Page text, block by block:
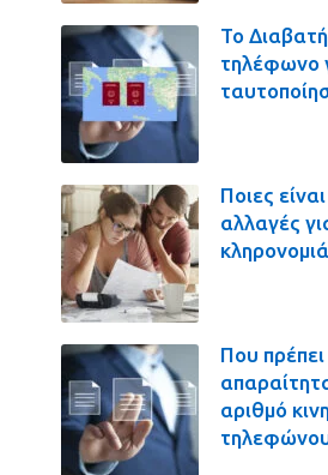
Το
τηλέφωνο
Ποιες
αλλαγές
Που πρέπει
αριθμό